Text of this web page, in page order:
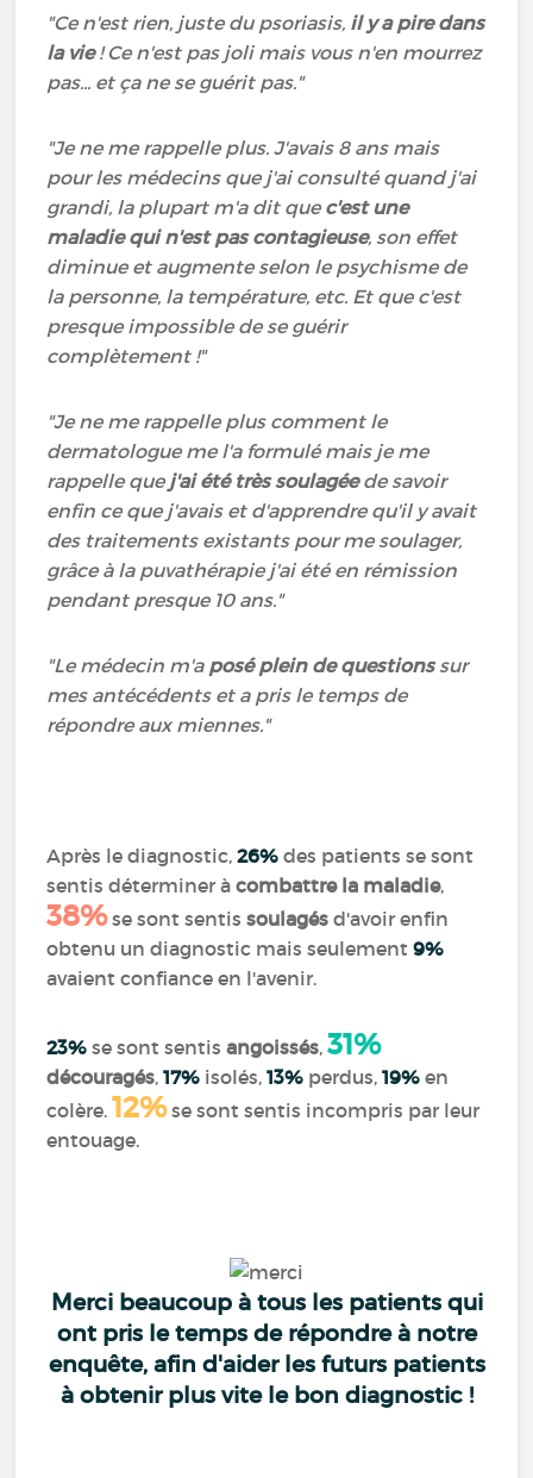
"Ce n'est rien, juste du psoriasis, il y a pire dans
la vie! Ce n'est pas joli mais vous n'en mourrez
pas... et ça ne se guérit pas."
"Je ne me rappelle plus. J'avais 8 ans mais
pour les médecins que j'ai consulté quand j'ai
grandi, la plupart m'a dit que c'est une
maladie qui n'est pas contagieuse, son effet
diminue et augmente selon le psychisme de
la personne, la température, etc. Et que c'est
presque impossible de se guérir
complètement !"
"Je ne me rappelle plus comment le
dermatologue me l'a formulé mais je me
rappelle que j'ai été très soulagéede savoir
enfin ce que j'avais et d'apprendre qu'il y avait
des traitements existants pour me soulager,
grâce à la puvathérapie j'ai été en rémission
pendant presque 10 ans."
"Le médecin m'a posé plein de questionssur
mes antécédents et a pris le temps de
répondre aux miennes."
Après le diagnostic,26% des patients se sont
sentis déterminer àcombattre la maladie,
38%se sont sentissoulagés d'avoir enfin
obtenu un diagnostic mais seulement9%
avaient confiance en l'avenir.
23% se sont sentisangoissés, 31%
découragés,17% isolés,13% perdus,19% en
colère. 12%se sont sentis incompris par leur
entouage.
Merci beaucoup à tous les patients qui
ont pris le temps de répondre à notre
enquête, afin d'aider les futurs patients
à obtenir plus vite le bon diagnostic !